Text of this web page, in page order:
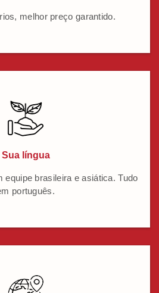
melhor preço garantido.
Sua língua
equipe brasileira e asiática. Tudo
português.